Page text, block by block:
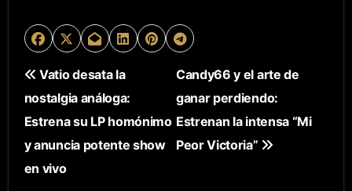
N
A
V
E
Vatio desata la
nostalgia análoga:
Estrena su LP homónimo
y anuncia potente show
en vivo
Candy66 y el arte de
ganar perdiendo:
Estrenan la intensa “Mi
Peor Victoria”